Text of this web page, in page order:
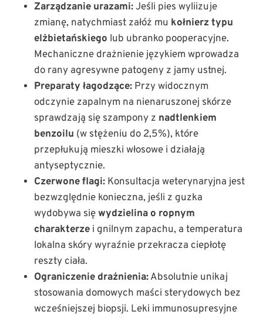
Zarządzanie urazami:Jeśli pies wyliizuje
zmianę, natychmiast załóż mu kołnierz typu
elżbietańskiego lub ubranko pooperacyjne.
Mechaniczne drażnienie językiem wprowadza
do rany agresywne patogeny z jamy ustnej.
Preparaty łagodzące: Przy widocznym
odczynie zapalnym na nienaruszonej skórze
sprawdzają się szampony z nadtlenkiem
benzoilu (w stężeniu do 2,5%), które
przepłukują mieszki włosowe i działają
antyseptycznie.
Czerwone flagi: Konsultacja weterynaryjna jest
bezwzględnie konieczna, jeśli z guzka
wydobywa sięwydzielina o ropnym
charakterze i gnilnym zapachu, a temperatura
lokalna skóry wyraźnie przekracza ciepłotę
reszty ciała.
Ograniczenie drażnienia:Absolutnie unikaj
stosowania domowych maści sterydowych bez
wcześniejszej biopsji. Leki immunosupresyjne